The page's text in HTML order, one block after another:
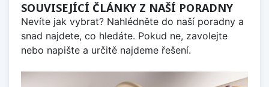
SOUVISEJÍCÍ ČLÁNKY Z NAŠÍ PORADNY
Nevíte jak vybrat? Nahlédněte do naší poradny a
snad najdete, co hledáte. Pokud ne, zavolejte
nebo napište a určitě najdeme řešení.